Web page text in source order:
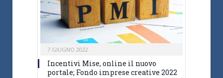
7 GIUGNO 2022
Incentivi Mise, online il nuovo
portale; Fondo imprese creative 2022